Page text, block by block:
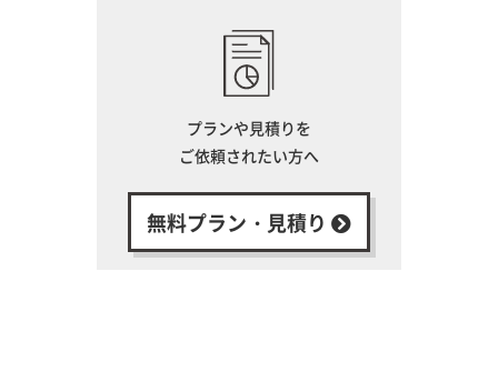
プランや見積りを
ご依頼されたい方へ
無料プラン・見積り